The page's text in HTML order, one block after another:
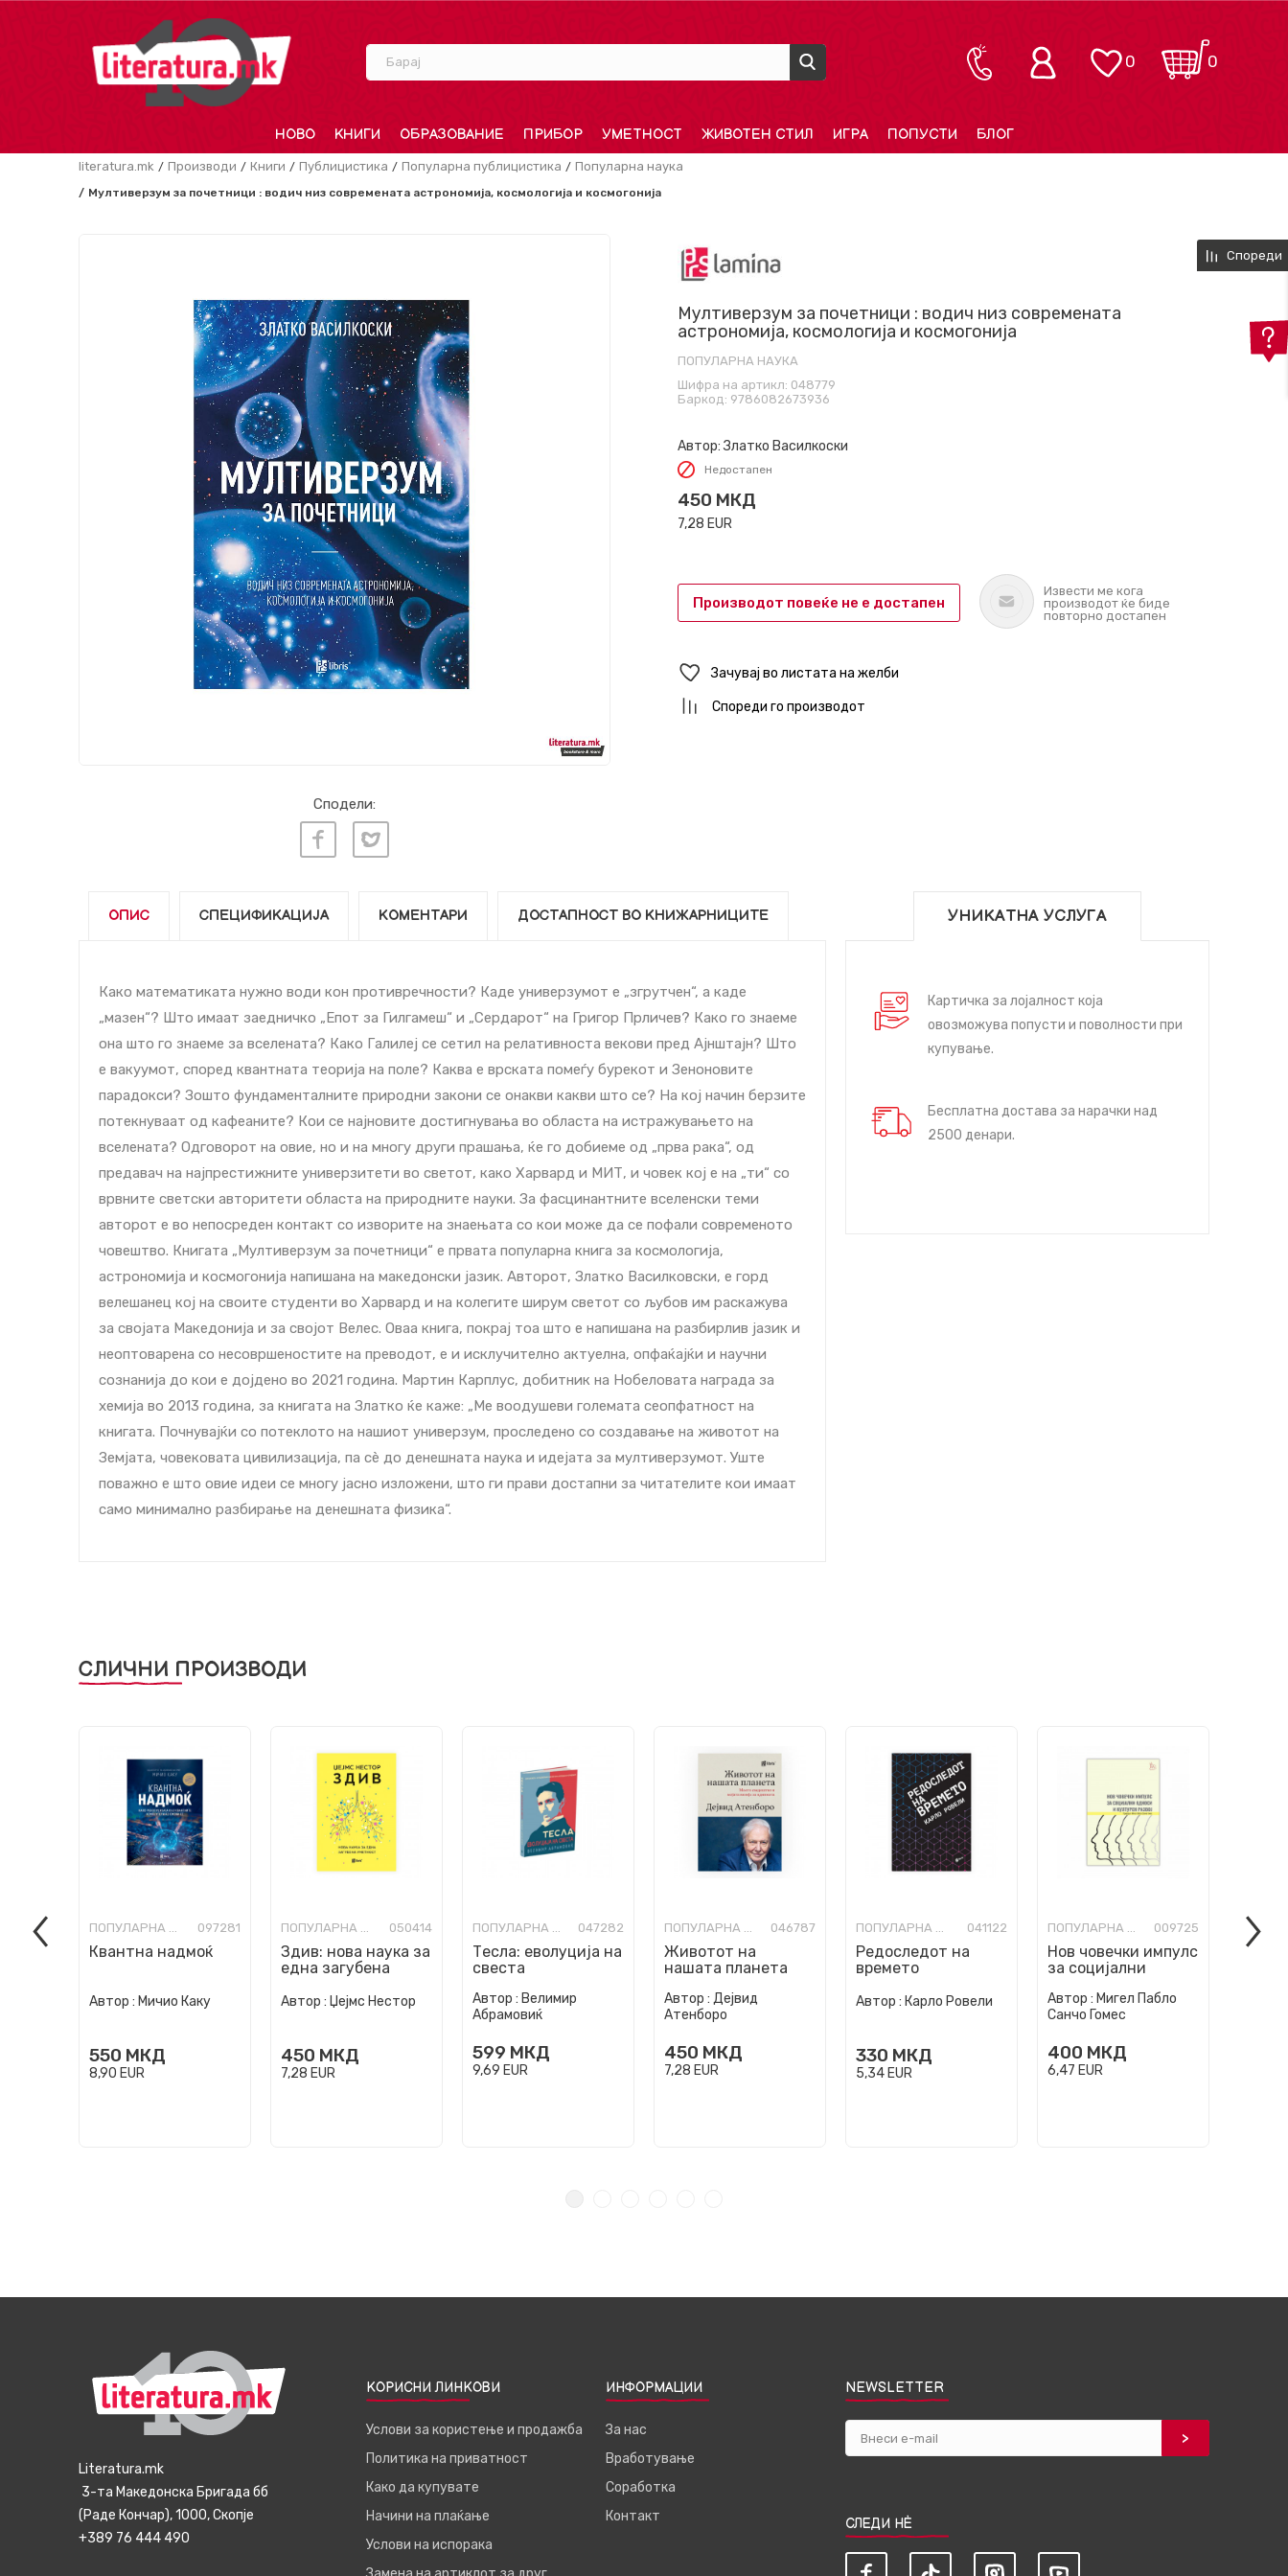
Барај 0
0
НОВО КНИГИ ОБРАЗОВАНИЕ ПРИБОР УМЕТНОСТ ЖИВОТЕН СТИЛ ИГРА ПОПУСТИ БЛОГ
literatura.mk Производи Книги Публицистика Популарна публицистика Популарна наука
Мултиверзум за почетници : водич низ современата астрономија, космологија и космогонија
Сподели:
Мултиверзум за почетници : водич низ современата
астрономија, космологија и космогонија
ПОПУЛАРНА НАУКА
Шифра на артикл: 048779
Баркод: 9786082673936
Автор: Златко Василкоски
Недостапен
450 МКД
7,28 EUR
Производот повеќе не е достапен
Извести ме кога
производот ќе биде
повторно достапен
Зачувај во листата на желби
Спореди го производот
ОПИС СПЕЦИФИКАЦИЈА КОМЕНТАРИ ДОСТАПНОСТ ВО КНИЖАРНИЦИТЕ
Како математиката нужно води кон противречности? Каде универзумот е „згрутчен“, а каде
„мазен“? Што имаат заедничко „Епот за Гилгамеш“ и „Сердарот“ на Григор Прличев? Како го знаеме
она што го знаеме за вселената? Како Галилеј се сетил на релативноста векови пред Ајнштајн? Што
е вакуумот, според квантната теорија на поле? Каква е врската помеѓу бурекот и Зеноновите
парадокси? Зошто фундаменталните природни закони се онакви какви што се? На кој начин берзите
потекнуваат од кафеаните? Кои се најновите достигнувања во областа на истражувањето на
вселената? Одговорот на овие, но и на многу други прашања, ќе го добиеме од „прва рака“, од
предавач на најпрестижните универзитети во светот, како Харвард и МИТ, и човек кој е на „ти“ со
врвните светски авторитети областа на природните науки. За фасцинантните вселенски теми
авторот е во непосреден контакт со изворите на знаењата со кои може да се пофали современото
човештво. Книгата „Мултиверзум за почетници“ е првата популарна книга за космологија,
астрономија и космогонија напишана на македонски јазик. Авторот, Златко Василковски, е горд
велешанец кој на своите студенти во Харвард и на колегите ширум светот со љубов им раскажува
за својата Македонија и за својот Велес. Оваа книга, покрај тоа што е напишана на разбирлив јазик и
неоптоварена со несовршеностите на преводот, е и исклучително актуелна, опфаќајќи и научни
сознанија до кои е дојдено во 2021 година. Мартин Карплус, добитник на Нобеловата награда за
хемија во 2013 година, за книгата на Златко ќе каже: „Ме воодушеви големата сеопфатност на
книгата. Почнувајќи со потеклото на нашиот универзум, проследено со создавање на животот на
Земјата, човековата цивилизација, па сè до денешната наука и идејата за мултиверзумот. Уште
поважно е што овие идеи се многу јасно изложени, што ги прави достапни за читателите кои имаат
само минимално разбирање на денешната физика“.
УНИКАТНА УСЛУГА
Картичка за лојалност која
овозможува попусти и поволности при
купување.
Бесплатна достава за нарачки над
2500 денари.
СЛИЧНИ ПРОИЗВОДИ
ПОПУЛАРНА НАУКА 097281
Квантна надмоќ
Автор : Мичио Каку
550 МКД
8,90 EUR
ПОПУЛАРНА НАУКА 050414
Здив: нова наука за
една загубена
Автор : Џејмс Нестор
450 МКД
7,28 EUR
ПОПУЛАРНА НАУКА 047282
Тесла: еволуција на
свеста
Автор : Велимир
Абрамовиќ
599 МКД
9,69 EUR
ПОПУЛАРНА НАУКА 046787
Животот на
нашата планета
Автор : Дејвид
Атенборо
450 МКД
7,28 EUR
ПОПУЛАРНА НАУКА 041122
Редоследот на
времето
Автор : Карло Ровели
330 МКД
5,34 EUR
ПОПУЛАРНА НАУКА 009725
Нов човечки импулс
за социјални
развој
Автор : Мигел Пабло
Санчо Гомес
400 МКД
6,47 EUR
10
Спореди
Literatura.mk
3-та Македонска Бригада бб
(Раде Кончар), 1000, Скопје
+389 76 444 490
КОРИСНИ ЛИНКОВИ
Услови за користење и продажба
Политика на приватност
Како да купувате
Начини на плаќање
Услови на испорака
ИНФОРМАЦИИ
За нас
Вработување
Соработка
Контакт
NEWSLETTER
СЛЕДИ НЀ